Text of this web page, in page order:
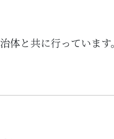
と共に行っています。